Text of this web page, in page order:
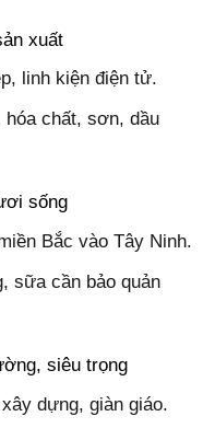
xuất
linh kiện điện tử.
hóa chất, sơn, dầu
sống
Bắc vào Tây Ninh.
sữa cần bảo quản
siêu trọng
dựng, giàn giáo.